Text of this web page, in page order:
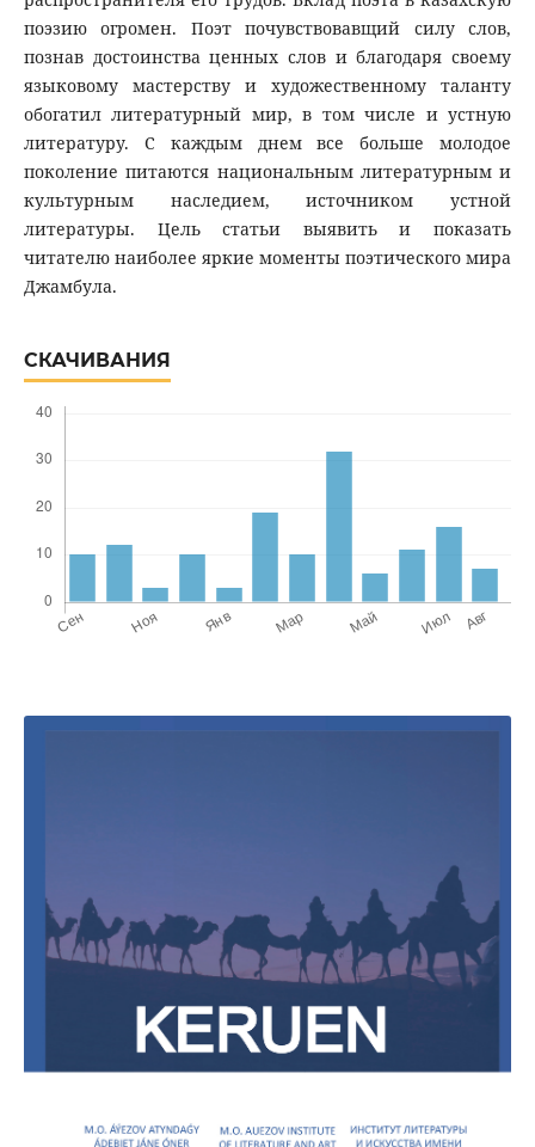
поэзию огромен. Поэт почувствовавщий силу слов,
познав достоинства ценных слов и благодаря своему
языковому мастерству и художественному таланту
обогатил литературный мир, в том числе и устную
литературу. С каждым днем все больше молодое
поколение питаются национальным литературным и
культурным наследием, источником устной
литературы. Цель статьи выявить и показать
читателю наиболее яркие моменты поэтического мира
Джамбула.
СКАЧИВАНИЯ